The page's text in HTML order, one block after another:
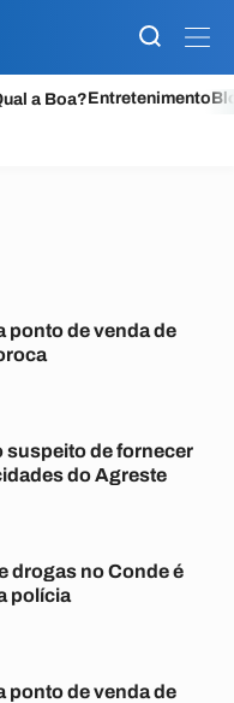
a Boa?Entretenimento
ponto de venda de
suspeito de fornecer
do Agreste
drogas no Conde é
polícia
ponto de venda de